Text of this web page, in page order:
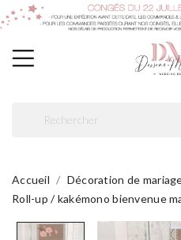
Accueil
Décoration de
Roll-up / kakémono bienvenue